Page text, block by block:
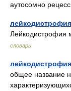
аутосомно
Лейкодистрофия
словарь
лейкодистрофия
общее название